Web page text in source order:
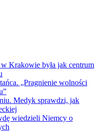
Krakowie była jak centrum
„Pragnienie wolności
Medyk sprawdzi, jak
wiedzieli Niemcy o